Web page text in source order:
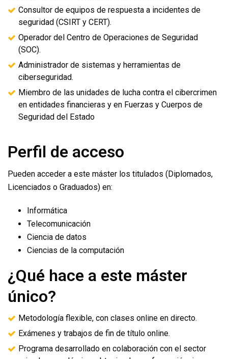
Consultor de equipos de respuesta a incidentes de
seguridad (CSIRT y CERT).
Operador del Centro de Operaciones de Seguridad
(SOC).
Administrador de sistemas y herramientas de
ciberseguridad.
Miembro de las unidades de lucha contra el cibercrimen
en entidades financieras y en Fuerzas y Cuerpos de
Seguridad del Estado
Perfil de acceso
Pueden acceder a este máster los titulados (Diplomados,
Licenciados o Graduados) en:
Informática
Telecomunicación
Ciencia de datos
Ciencias de la computación
¿Qué hace a este máster
único?
Metodología flexible, con clases online en directo.
Exámenes y trabajos de fin de título online.
Programa desarrollado en colaboración con el sector